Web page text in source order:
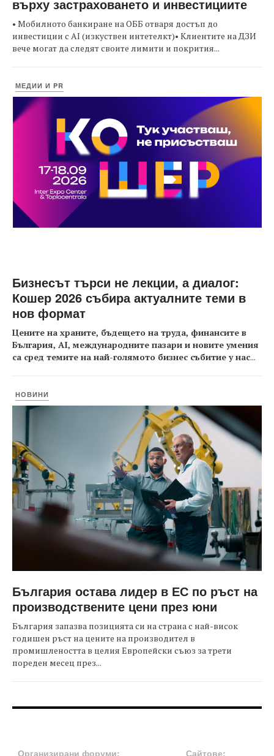
върху застраховането и инвестициите
• Мобилното банкиране на ОББ отваря достъп до
инвестиции с AI (изкуствен интетелкт)• Клиентите на ДЗИ
вече могат да следят своите лимити и покрития...
МЕДИИ И PR
Бизнесът търси не лекции, а диалог:
Кошер 2026 събира актуалните теми в
нов формат
Цените на храните, бъдещето на труда, финансите в
България, AI, международните пазари и новите умения
са сред темите на най-голямото бизнес събитие у нас...
НОВИНИ
България остава лидер в ЕС по ръст на
производствените цени през юни
България запазва позицията си на страна с най-висок
годишен ръст на цените на производител в
промишлеността в целия Европейски съюз за трети
пореден месец през...
Организирани форуми: Сайтове: